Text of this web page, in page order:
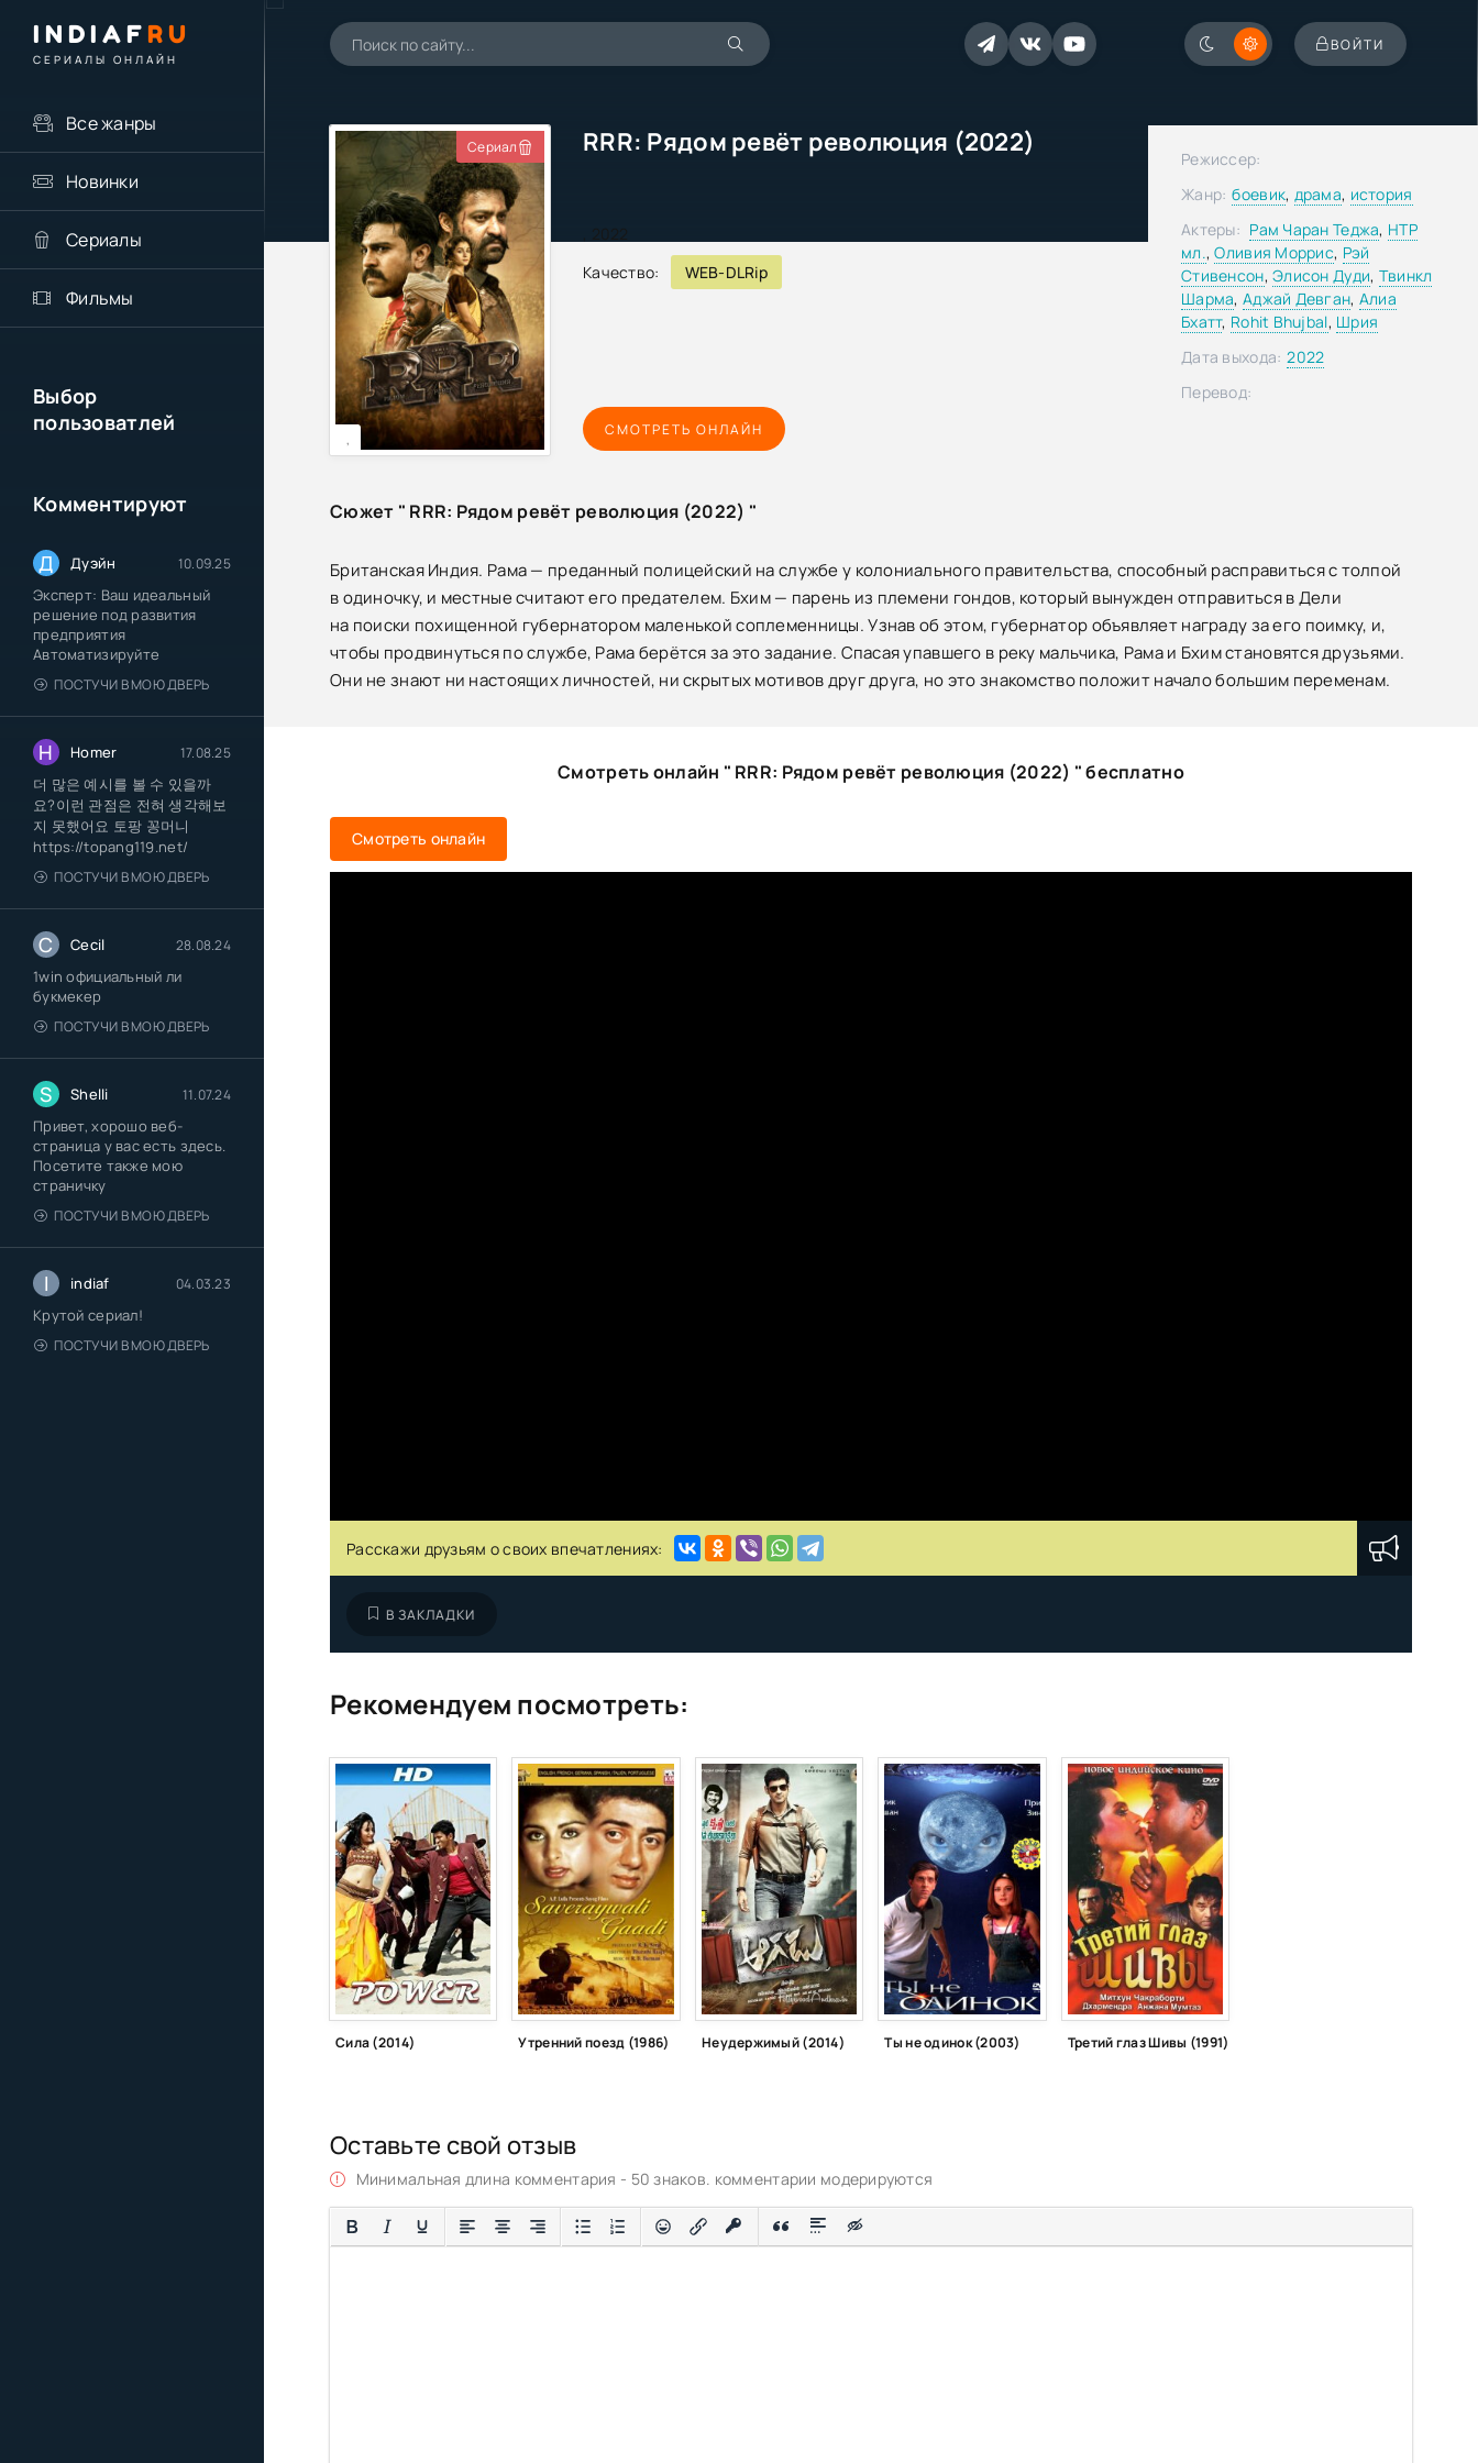
INDIAFRU
СЕРИАЛЫ ОНЛАЙН
ВОЙТИ
Все жанры
Новинки
Сериалы
Фильмы
Выбор
пользоватлей
Комментируют
Д Дуэйн 10.09.25
Эксперт: Ваш идеальный
решение под развития
предприятия
Автоматизируйте
ПОСТУЧИ В МОЮ ДВЕРЬ
H Homer 17.08.25
더 많은 예시를 볼 수 있을까
요?이런 관점은 전혀 생각해보
지 못했어요 토팡 꽁머니
https://topang119.net/
ПОСТУЧИ В МОЮ ДВЕРЬ
C Cecil 28.08.24
1win официальный ли
букмекер
ПОСТУЧИ В МОЮ ДВЕРЬ
S Shelli 11.07.24
Привет, хорошо веб-
страница у вас есть здесь.
Посетите также мою
страничку
ПОСТУЧИ В МОЮ ДВЕРЬ
I indiaf 04.03.23
Крутой сериал!
ПОСТУЧИ В МОЮ ДВЕРЬ
RRR: Рядом ревёт революция (2022)
2022
Качество:
WEB-DLRip
Сериал
,
СМОТРЕТЬ ОНЛАЙН
Режиссер:
Жанр: боевик, драма, история
Актеры: Рам Чаран Теджа, НТР
мл.,Оливия Моррис, Рэй
Стивенсон,Элисон Дуди, Твинкл
Шарма, Аджай Девган, Алиа
Бхатт, Rohit Bhujbal, Шрия
Дата выхода: 2022
Перевод:
Сюжет " RRR: Рядом ревёт революция (2022) "
Британская Индия. Рама — преданный полицейский на службе у колониального правительства, способный расправиться с толпой
в одиночку, и местные считают его предателем. Бхим — парень из племени гондов, который вынужден отправиться в Дели
на поиски похищенной губернатором маленькой соплеменницы. Узнав об этом, губернатор объявляет награду за его поимку, и,
чтобы продвинуться по службе, Рама берётся за это задание. Спасая упавшего в реку мальчика, Рама и Бхим становятся друзьями.
Они не знают ни настоящих личностей, ни скрытых мотивов друг друга, но это знакомство положит начало большим переменам.
Смотреть онлайн " RRR: Рядом ревёт революция (2022) " бесплатно
Смотреть онлайн
Расскажи друзьям о своих впечатлениях:
В ЗАКЛАДКИ
Рекомендуем посмотреть:
Сила (2014) Утренний поезд (1986) Неудержимый (2014) Ты не одинок (2003) Третий глаз Шивы (1991)
Оставьте свой отзыв
Минимальная длина комментария - 50 знаков. комментарии модерируются